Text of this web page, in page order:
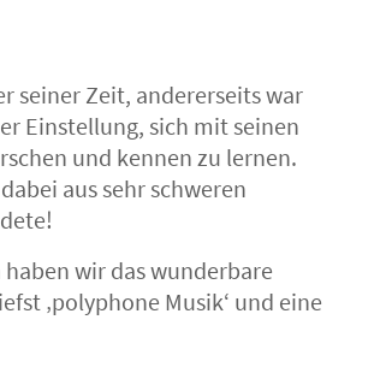
seiner Zeit, andererseits war
Einstellung, sich mit seinen
und kennen zu lernen.
aus sehr schweren
wir das wunderbare
‚polyphone Musik‘ und eine